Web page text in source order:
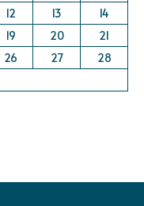
12 13
14
19 20
21
26 27
28